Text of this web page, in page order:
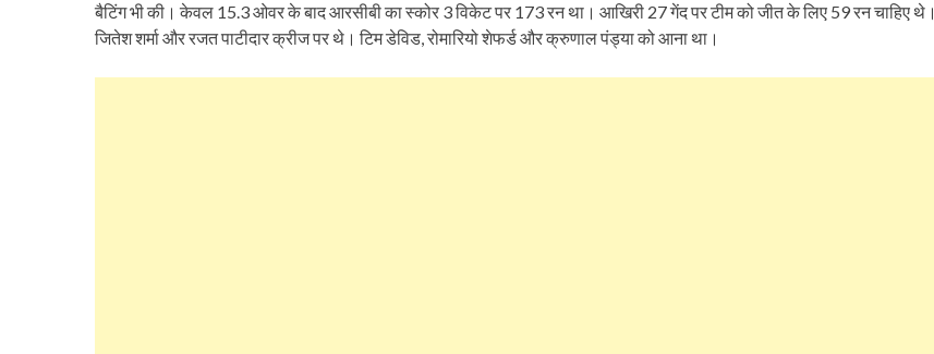
बैटिंग भी की। केवल 15.3 ओवर के बाद आरसीबी का स्कोर 3 विकेट पर 173 रन था। आखिरी 27 गेंद पर टीम को जीत के लिए 59 रन चाहिए थे।
जितेश शर्मा और रजत पाटीदार क्रीज पर थे। टिम डेविड, रोमारियो शेफर्ड और क्रुणाल पंड्या को आना था।